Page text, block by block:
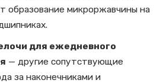
образование микроржавчины на
для ежедневного
— другие сопутствующие
за наконечниками и